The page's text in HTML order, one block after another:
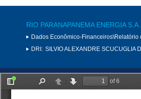
RIO PARANAPANEMA ENERGIA S.A.
Dados Econômico-Financeiros\Relatório
DRI: SILVIO ALEXANDRE SCUCUGLIA